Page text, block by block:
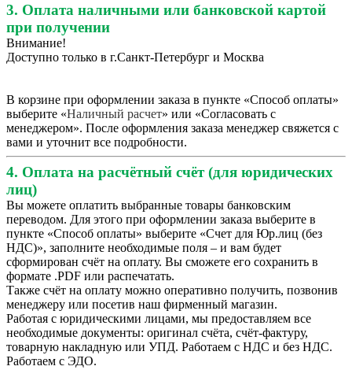
3. Оплата наличными или банковской картой
при получении
Внимание!
Доступно только в г.Санкт-Петербург и Москва
В корзине при оформлении заказа в пункте «Способ оплаты»
выберите «Наличный расчет» или «Согласовать с
менеджером». После оформления заказа менеджер свяжется с
вами и уточнит все подробности.
4. Оплата на расчётный счёт (для юридических
лиц)
Вы можете оплатить выбранные товары банковским
переводом. Для этого при оформлении заказа выберите в
пункте «Способ оплаты» выберите «Счет для Юр.лиц (без
НДС)», заполните необходимые поля – и вам будет
сформирован счёт на оплату. Вы сможете его сохранить в
формате .PDF или распечатать.
Также счёт на оплату можно оперативно получить, позвонив
менеджеру или посетив наш фирменный магазин.
Работая с юридическими лицами, мы предоставляем все
необходимые документы: оригинал счёта, счёт-фактуру,
товарную накладную или УПД. Работаем с НДС и без НДС.
Работаем с ЭДО.